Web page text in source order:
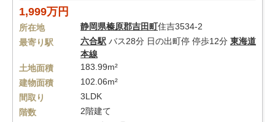
1,999万円
所在地 静岡県榛原郡吉田町住吉3534-2
最寄り駅
六合駅 バス28分 日の出町停 停歩12分 東海道
本線
土地面積
183.99m²
建物面積
102.06m²
間取り
3LDK
階数
2階建て